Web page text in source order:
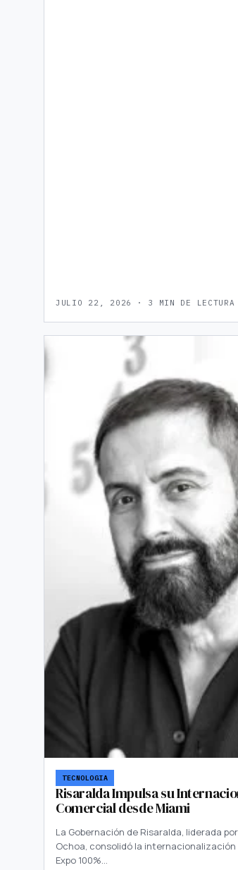
JULIO 22, 2026 · 3 MIN DE LECTURA
TECNOLOGIA
Risaralda Impulsa su
Comercial desde Miami
La Gobernación de Risaralda, liderada
Ochoa, consolidó la
Expo 100%…